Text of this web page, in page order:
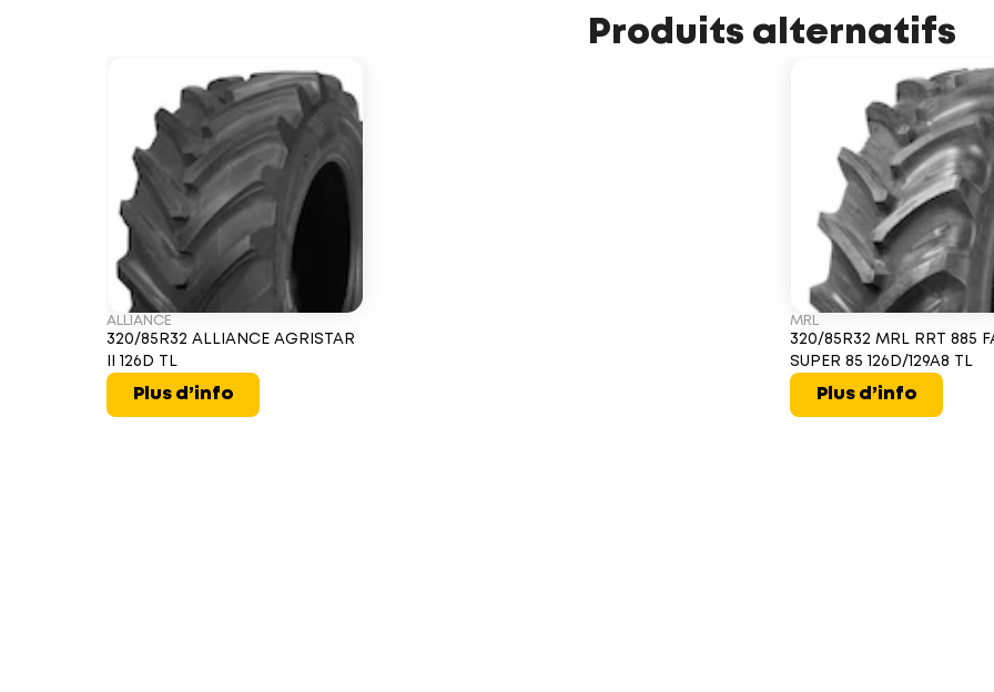
Produits alternatifs
ALLIANCE
320/85R32 ALLIANCE AGRISTAR
II 126D TL
Plus d’info
MRL
320/85R32 MRL RRT 885
SUPER 85 126D/129A8 TL
Plus d’info